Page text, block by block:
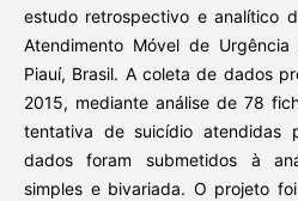
estudo retrospectivo e analítico
Atendimento Móvel de
Piauí, Brasil. A coleta de dados
2015, mediante análise de 78
tentativa de suicídio atendidas
dados foram submetidos à
simples e bivariada. O projeto